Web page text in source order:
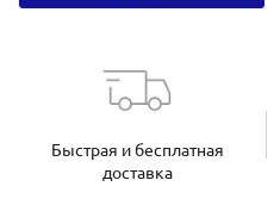
Быстрая и бесплатная
доставка